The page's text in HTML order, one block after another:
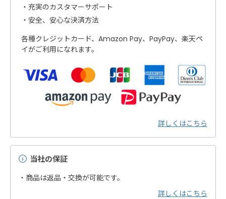
充実のカスタマーサポート
安全、安心な決済方法
各種クレジットカード、Amazon Pay、PayPay、楽天ペ
イがご利用になれます。
詳しくはこちら
当社の保証
・商品は返品・交換が可能です。
詳しくはこちら